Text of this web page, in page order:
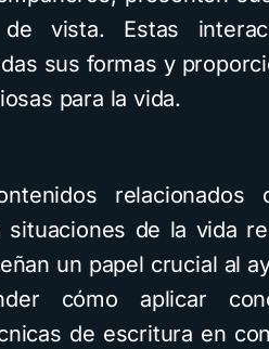
vista. Estas
sus formas y
para la vida.
relacionados
de la vida
un papel crucial al
cómo aplicar
de escritura en